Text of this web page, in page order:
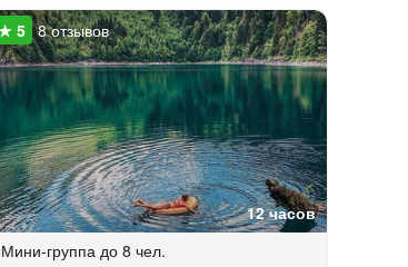
12 часов
8 отзывов
Мини-группа до 8 чел.